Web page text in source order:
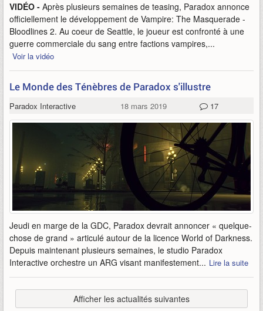
VIDÉO - Après plusieurs semaines de teasing, Paradox annonce
officiellement le développement de Vampire: The Masquerade -
Bloodlines 2. Au coeur de Seattle, le joueur est confronté à une
guerre commerciale du sang entre factions vampires,...
Voir la vidéo
Le Monde des Ténèbres de Paradox s'illustre
Paradox Interactive 18 mars 2019 17
Jeudi en marge de la GDC, Paradox devrait annoncer « quelque-
chose de grand » articulé autour de la licence World of Darkness.
Depuis maintenant plusieurs semaines, le studio Paradox
Interactive orchestre un ARG visant manifestement... Lire la suite
Afficher les actualités suivantes